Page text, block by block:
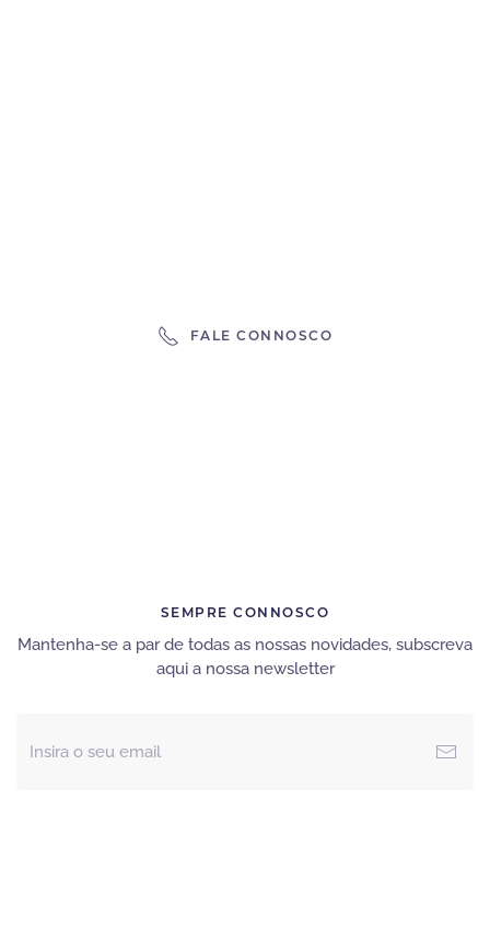
FALE CONNOSCO
SEMPRE CONNOSCO
Mantenha-se a par de todas as nossas novidades, subscreva
aqui a nossa newsletter